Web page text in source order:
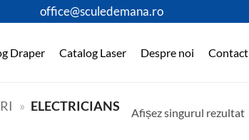
office@sculedemana.ro
Draper Catalog Laser Despre noi Contact
» ELECTRICIANS
Afișez singurul rezultat